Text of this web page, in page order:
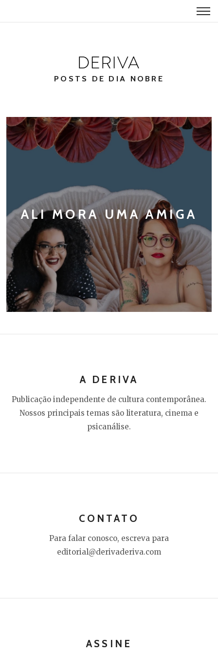
POSTS DE DIA NOBRE
ALI MORA UMA AMIGA
A DERIVA
Publicação independente de cultura contemporânea.
Nossos principais temas são literatura, cinema e
psicanálise.
CONTATO
Para falar conosco, escreva para
editorial@derivaderiva.com
ASSINE